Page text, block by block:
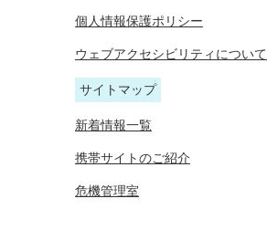
個人情報保護ポリシー
ウェブアクセシビリティについて
サイトマップ
新着情報一覧
携帯サイトのご紹介
危機管理室